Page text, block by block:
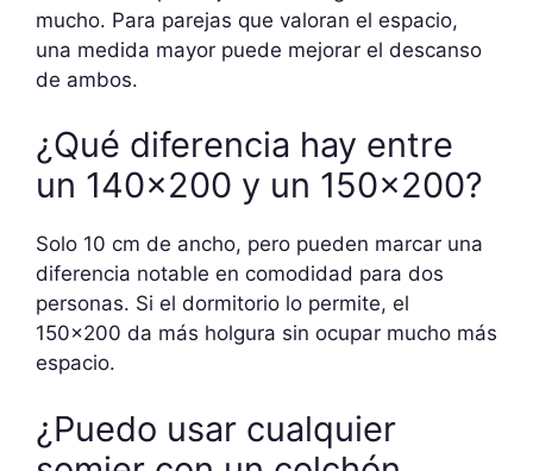
mucho. Para parejas que valoran el espacio,
una medida mayor puede mejorar el descanso
de ambos.
¿Qué diferencia hay entre
un 140×200 y un 150×200?
Solo 10 cm de ancho, pero pueden marcar una
diferencia notable en comodidad para dos
personas. Si el dormitorio lo permite, el
150×200 da más holgura sin ocupar mucho más
espacio.
¿Puedo usar cualquier